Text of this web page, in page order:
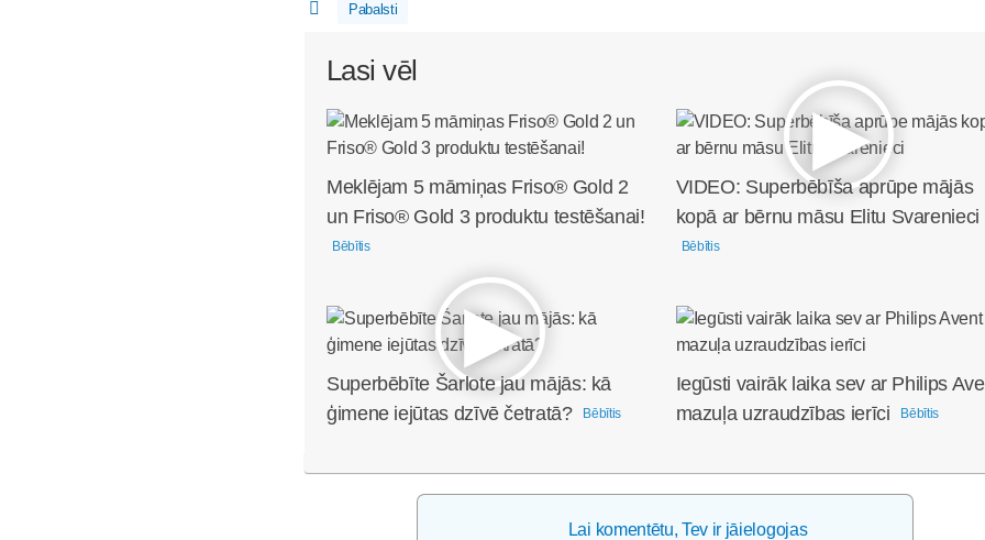
Pabalsti
Lasi vēl
Meklējam 5 māmiņas Friso® Gold 2
un Friso® Gold 3 produktu testēšanai!
Bēbītis
VIDEO: Superbēbīša aprūpe mājās
kopā ar bērnu māsu Elitu Svarenieci
Bēbītis
Superbēbīte Šarlote jau mājās: kā
ģimene iejūtas dzīvē četratā?
Bēbītis
Iegūsti vairāk laika sev ar Philips
mazuļa uzraudzības ierīci
Bēbītis
Lai komentētu, Tev ir jāielogojas